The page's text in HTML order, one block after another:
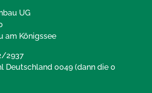
UG
am Königssee
2937
Deutschland 0049 (dann die 0